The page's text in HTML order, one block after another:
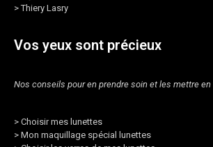
>Thiery Lasry
Vos yeux sont précieux
Nos conseils pour en prendre soin et les mettre en
> Choisir mes lunettes
> Mon maquillage spécial lunettes